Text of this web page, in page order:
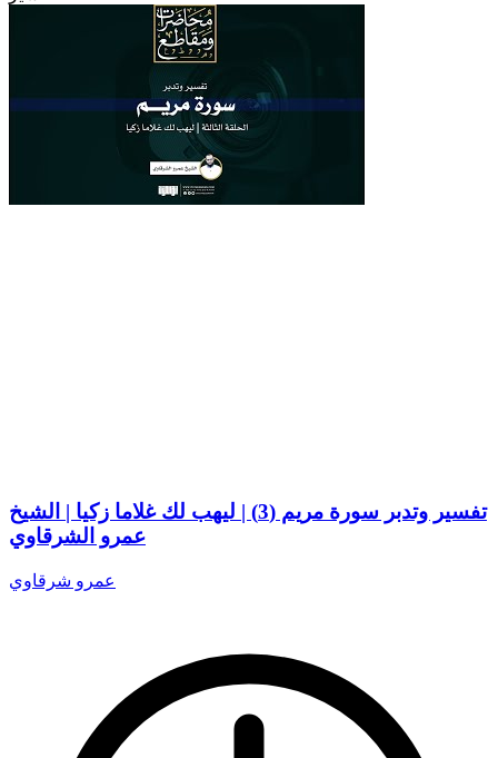
تفسير وتدبر سورة مريم (3) | ليهب لك غلاما زكيا | الشيخ
عمرو الشرقاوي
عمرو شرقاوي